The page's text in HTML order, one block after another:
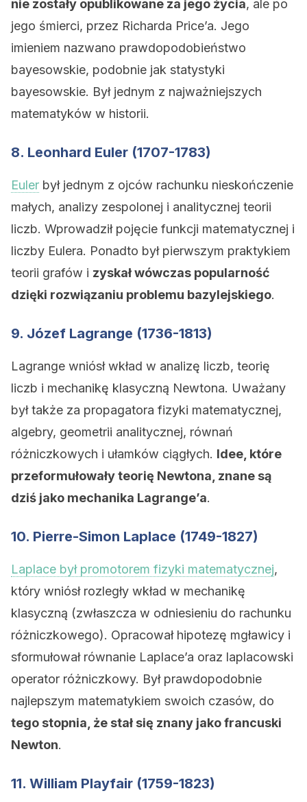
nie zostały opublikowane za jego życia, ale po
jego śmierci, przez Richarda Price’a. Jego
imieniem nazwano prawdopodobieństwo
bayesowskie, podobnie jak statystyki
bayesowskie. Był jednym z najważniejszych
matematyków w historii.
8. Leonhard Euler (1707-1783)
Euler był jednym z ojców rachunku nieskończenie
małych, analizy zespolonej i analitycznej teorii
liczb. Wprowadził pojęcie funkcji matematycznej i
liczby Eulera. Ponadto był pierwszym praktykiem
teorii grafów i zyskał wówczas popularność
dzięki rozwiązaniu problemu bazylejskiego.
9. Józef Lagrange (1736-1813)
Lagrange wniósł wkład w analizę liczb, teorię
liczb i mechanikę klasyczną Newtona. Uważany
był także za propagatora fizyki matematycznej,
algebry, geometrii analitycznej, równań
różniczkowych i ułamków ciągłych. Idee, które
przeformułowały teorię Newtona, znane są
dziś jako mechanika Lagrange’a.
10. Pierre-Simon Laplace (1749-1827)
Laplace był promotorem fizyki matematycznej,
który wniósł rozległy wkład w mechanikę
klasyczną (zwłaszcza w odniesieniu do rachunku
różniczkowego). Opracował hipotezę mgławicy i
sformułował równanie Laplace’a oraz laplacowski
operator różniczkowy. Był prawdopodobnie
najlepszym matematykiem swoich czasów, do
tego stopnia, że stał się znany jako francuski
Newton.
11. William Playfair (1759-1823)